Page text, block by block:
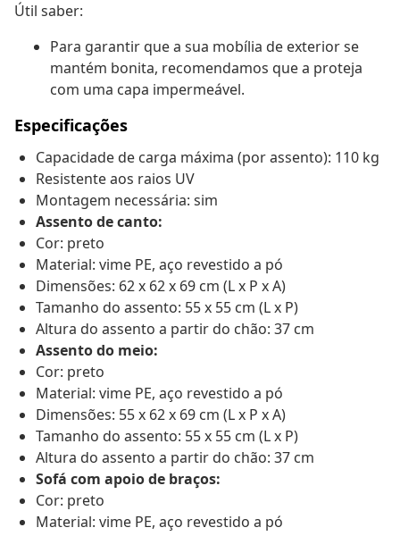
Útil saber:
Para garantir que a sua mobília de exterior se
mantém bonita, recomendamos que a proteja
com uma capa impermeável.
Especificações
Capacidade de carga máxima (por assento): 110 kg
Resistente aos raios UV
Montagem necessária: sim
Assento de canto:
Cor: preto
Material: vime PE, aço revestido a pó
Dimensões: 62 x 62 x 69 cm (L x P x A)
Tamanho do assento: 55 x 55 cm (L x P)
Altura do assento a partir do chão: 37 cm
Assento do meio:
Cor: preto
Material: vime PE, aço revestido a pó
Dimensões: 55 x 62 x 69 cm (L x P x A)
Tamanho do assento: 55 x 55 cm (L x P)
Altura do assento a partir do chão: 37 cm
Sofá com apoio de braços:
Cor: preto
Material: vime PE, aço revestido a pó